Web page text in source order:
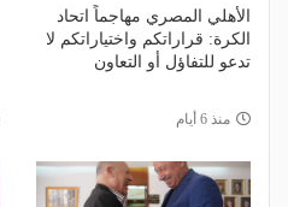
الأهلي المصري مهاجماً اتحاد
الكرة: قراراتكم واختياراتكم لا
تدعو للتفاؤل أو التعاون
منذ 6 أيام